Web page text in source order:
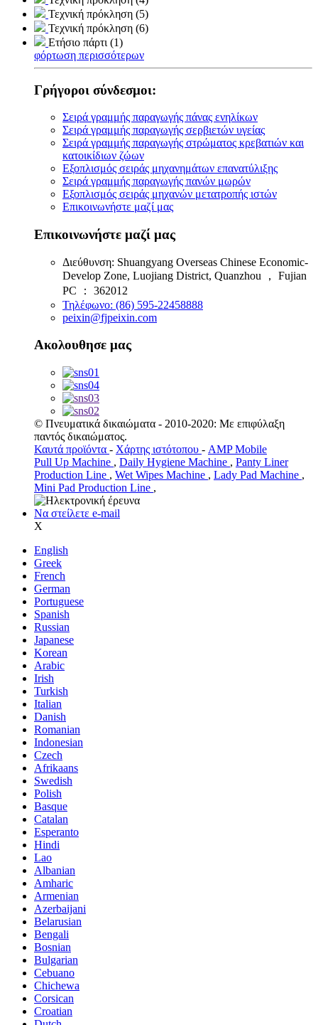
Τεχνική πρόκληση (5)
Τεχνική πρόκληση (6)
Ετήσιο πάρτι (1)
φόρτωση περισσότερων
Γρήγοροι σύνδεσμοι:
Σειρά γραμμής παραγωγής πάνας ενηλίκων
Σειρά γραμμής παραγωγής σερβιετών υγείας
Σειρά γραμμής παραγωγής στρώματος κρεβατιών και
κατοικίδιων ζώων
Εξοπλισμός σειράς μηχανημάτων επανατύλιξης
Σειρά γραμμής παραγωγής πανών μωρών
Εξοπλισμός σειράς μηχανών μετατροπής ιστών
Επικοινωνήστε μαζί μας
Επικοινωνήστε μαζί μας
Διεύθυνση: Shuangyang Overseas Chinese Economic-
Develop Zone, Luojiang District, Quanzhou ， Fujian
PC ： 362012
Τηλέφωνο: (86) 595-22458888
peixin@fjpeixin.com
Ακολουθησε μας
© Πνευματικά δικαιώματα - 2010-2020: Με επιφύλαξη
παντός δικαιώματος.
Καυτά προϊόντα - Χάρτης ιστότοπου - AMP Mobile
Pull Up Machine , Daily Hygiene Machine , Panty Liner
Production Line , Wet Wipes Machine , Lady Pad Machine ,
Mini Pad Production Line ,
Να στείλετε e-mail
Χ
English
Greek
French
German
Portuguese
Spanish
Russian
Japanese
Korean
Arabic
Irish
Turkish
Italian
Danish
Romanian
Indonesian
Czech
Afrikaans
Swedish
Polish
Basque
Catalan
Esperanto
Hindi
Lao
Albanian
Amharic
Armenian
Azerbaijani
Belarusian
Bengali
Bosnian
Bulgarian
Cebuano
Chichewa
Corsican
Croatian